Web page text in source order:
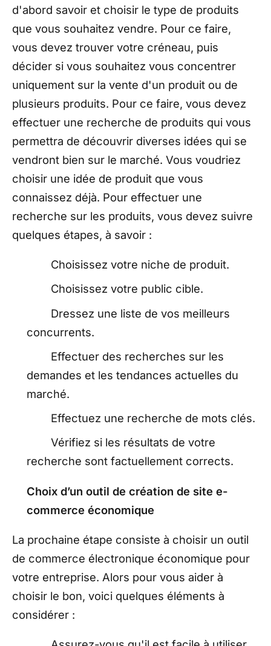
d'abord savoir et choisir le type de produits
que vous souhaitez vendre. Pour ce faire,
vous devez trouver votre créneau, puis
décider si vous souhaitez vous concentrer
uniquement sur la vente d'un produit ou de
plusieurs produits. Pour ce faire, vous devez
effectuer une recherche de produits qui vous
permettra de découvrir diverses idées qui se
vendront bien sur le marché. Vous voudriez
choisir une idée de produit que vous
connaissez déjà. Pour effectuer une
recherche sur les produits, vous devez suivre
quelques étapes, à savoir :
Choisissez votre niche de produit.
Choisissez votre public cible.
Dressez une liste de vos meilleurs
concurrents.
Effectuer des recherches sur les
demandes et les tendances actuelles du
marché.
Effectuez une recherche de mots clés.
Vérifiez si les résultats de votre
recherche sont factuellement corrects.
Choix d’un outil de création de site e-
commerce économique
La prochaine étape consiste à choisir un outil
de commerce électronique économique pour
votre entreprise. Alors pour vous aider à
choisir le bon, voici quelques éléments à
considérer :